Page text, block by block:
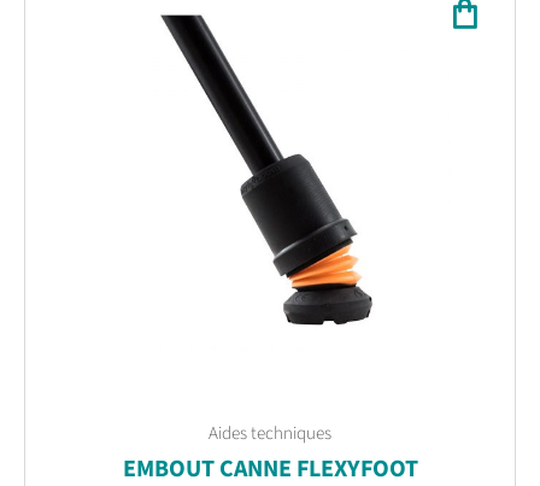
Aides techniques
EMBOUT CANNE FLEXYFOOT